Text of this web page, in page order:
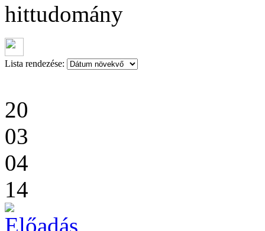
hittudomány
Lista rendezése:
20
03
04
14